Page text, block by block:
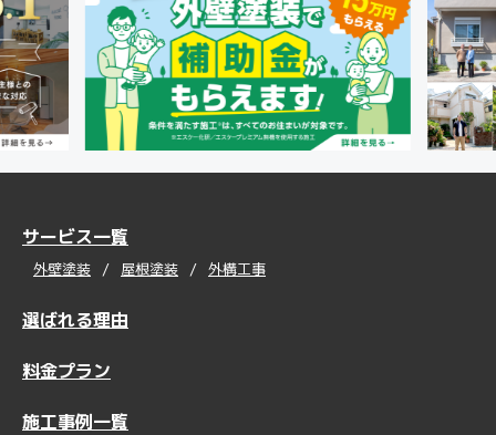
サービス一覧
外壁塗装 屋根塗装 外構工事
選ばれる理由
料金プラン
施工事例一覧